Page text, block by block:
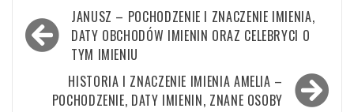
Nawigacja
wpisu
JANUSZ – POCHODZENIE I ZNACZENIE IMIENIA,
DATY OBCHODÓW IMIENIN ORAZ CELEBRYCI O
TYM IMIENIU
HISTORIA I ZNACZENIE IMIENIA AMELIA –
POCHODZENIE, DATY IMIENIN, ZNANE OSOBY